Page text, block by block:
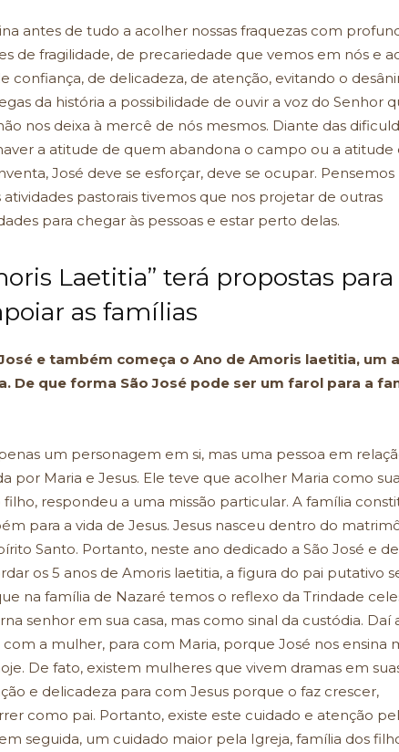
antes de tudo a acolher nossas fraquezas com
de fragilidade, de precariedade que vemos em nós e
confiança, de delicadeza, de atenção, evitando o
da história a possibilidade de ouvir a voz do Senhor
nos deixa à mercê de nós mesmos. Diante das
a atitude de quem abandona o campo ou a atitude
José deve se esforçar, deve se ocupar. Pensemos
pastorais tivemos que nos projetar de outras
para chegar às pessoas e estar perto delas.
Laetitia” terá propostas para
as famílias
e também começa o Ano de Amoris laetitia, um
De que forma São José pode ser um farol para a
um personagem em si, mas uma pessoa em
por Maria e Jesus. Ele teve que acolher Maria como sua
respondeu a uma missão particular. A família
para a vida de Jesus. Jesus nasceu dentro do
Santo. Portanto, neste ano dedicado a São José e
os 5 anos de Amoris laetitia, a figura do pai putativo
na família de Nazaré temos o reflexo da Trindade
senhor em sua casa, mas como sinal da custódia. Daí
a mulher, para com Maria, porque José nos ensina
De fato, existem mulheres que vivem dramas em
e delicadeza para com Jesus porque o faz crescer,
como pai. Portanto, existe este cuidado e atenção
seguida, um cuidado maior pela Igreja, família dos